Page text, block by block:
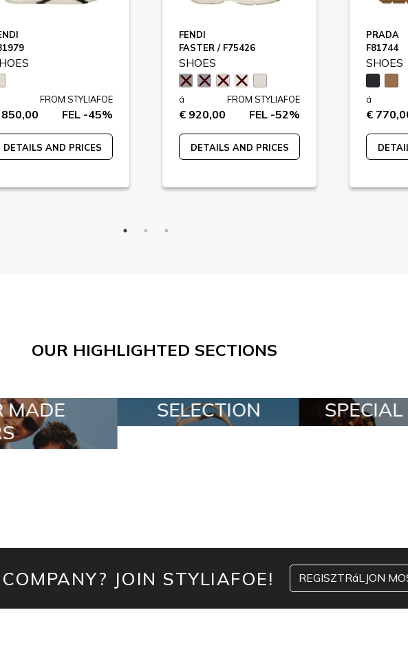
FROM STYLIAFOE
FEL -45%
DETAILS AND PRICES
FENDI
FASTER / F75426
SHOES
á
€ 920,00
FROM STYLIAFOE
FEL -52%
DETAILS AND PRICES
PRADA
F81744
SHOES
á
€
OUR HIGHLIGHTED SECTIONS
SPECIAL LOTS ALL IN A
JOIN STYLIAFOE! REGISZTRáLJON